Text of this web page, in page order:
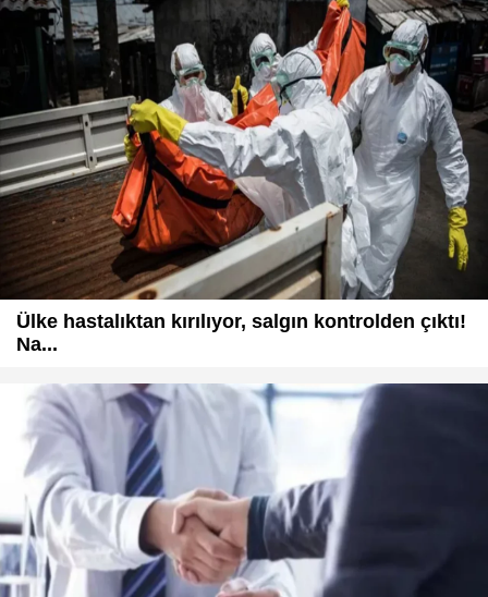
Ülke hastalıktan kırılıyor, salgın kontrolden çıktı!
Na...